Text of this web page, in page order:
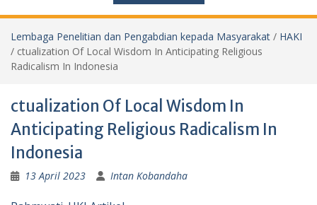
Lembaga Penelitian dan Pengabdian kepada Masyarakat / HAKI
/ ctualization Of Local Wisdom In Anticipating Religious
Radicalism In Indonesia
ctualization Of Local Wisdom In
Anticipating Religious Radicalism In
Indonesia
13 April 2023 Intan Kobandaha